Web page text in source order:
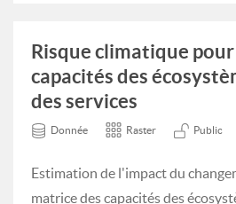
Risque climatique
capacités des
des services
Donnée Raster Public
Estimation de l'impact du
matrice des capacités des